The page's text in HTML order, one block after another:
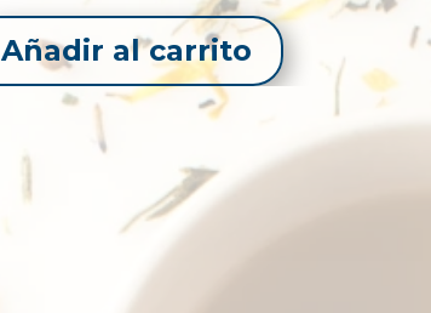
Añadir al carrito